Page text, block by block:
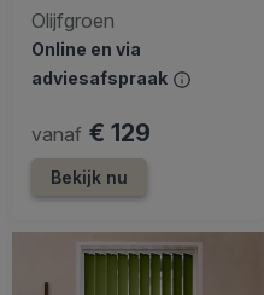
Olijfgroen
Online en via
adviesafspraak
vanaf € 129
Bekijk nu